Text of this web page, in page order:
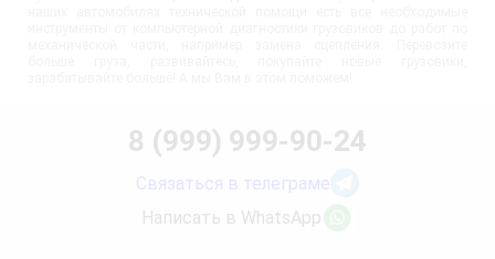
8 (999) 999-90-24
Связаться в телеграме
Написать в WhatsApp